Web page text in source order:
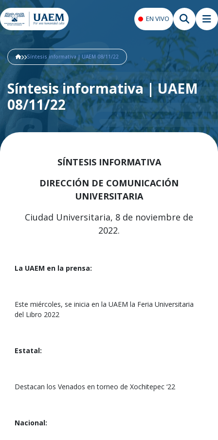
EN VIVO
Síntesis informativa | UAEM 08/11/22
Síntesis informativa | UAEM
08/11/22
SÍNTESIS INFORMATIVA
DIRECCIÓN DE COMUNICACIÓN
UNIVERSITARIA
Ciudad Universitaria, 8 de noviembre de
2022.
La UAEM en la prensa:
Este miércoles, se inicia en la UAEM la Feria Universitaria
del Libro 2022
Estatal:
Destacan los Venados en torneo de Xochitepec ‘22
Nacional: